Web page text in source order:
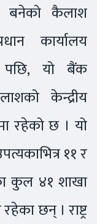
बनेको कैलाश
कार्यालय
पछि, यो बैंक
केन्द्रीय
रहेको छ । यो
११ र
कुल ४१ शाखा
छन् । राष्ट्र